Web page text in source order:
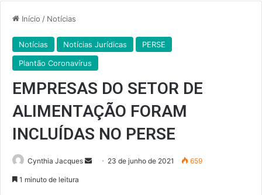
Início / Notícias
Notícias Notícias Jurídicas
PERSE
Plantão Coronavírus
EMPRESAS DO SETOR DE
ALIMENTAÇÃO FORAM
INCLUÍDAS NO PERSE
Cynthia Jacques
Mande23 de junho de 2021 659
1 minuto de leitura